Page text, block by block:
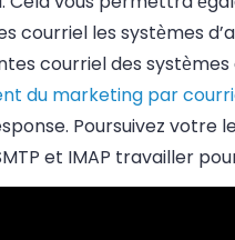
courriel les systèmes
courrieldes
du marketing par
Poursuivez votre
et IMAP travailler